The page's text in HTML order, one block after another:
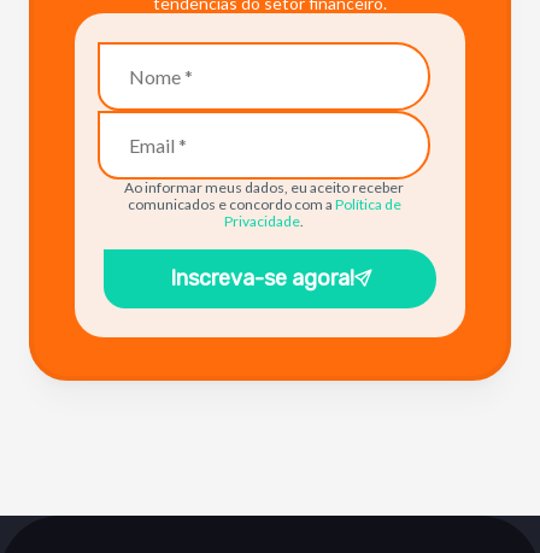
Ao informar meus dados, eu aceito receber
comunicados e concordo com a Política de
Privacidade.
Inscreva-se agora!